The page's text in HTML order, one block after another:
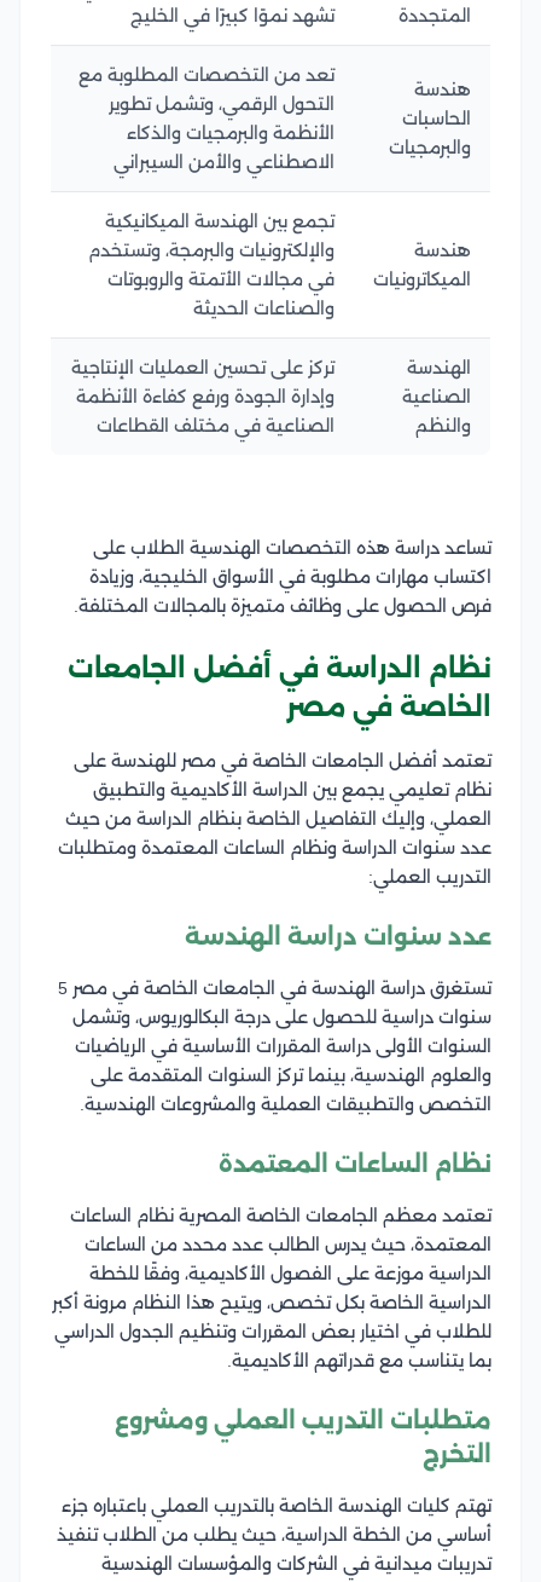
المتجددة
تشهد نموًا كبيرًا في الخليج
هندسة
الحاسبات
والبرمجيات
تعد من التخصصات المطلوبة مع
التحول الرقمي، وتشمل تطوير
الأنظمة والبرمجيات والذكاء
الاصطناعي والأمن السيبراني
هندسة
الميكاترونيات
تجمع بين الهندسة الميكانيكية
والإلكترونيات والبرمجة، وتستخدم
في مجالات الأتمتة والروبوتات
والصناعات الحديثة
الهندسة
الصناعية
والنظم
تركز على تحسين العمليات الإنتاجية
وإدارة الجودة ورفع كفاءة الأنظمة
الصناعية في مختلف القطاعات
تساعد دراسة هذه التخصصات الهندسية الطلاب على
اكتساب مهارات مطلوبة في الأسواق الخليجية، وزيادة
فرص الحصول على وظائف متميزة بالمجالات المختلفة.
نظام الدراسة في أفضل الجامعات
الخاصة في مصر
تعتمد أفضل الجامعات الخاصة في مصر للهندسة على
نظام تعليمي يجمع بين الدراسة الأكاديمية والتطبيق
العملي، وإليك التفاصيل الخاصة بنظام الدراسة من حيث
عدد سنوات الدراسة ونظام الساعات المعتمدة ومتطلبات
التدريب العملي:
عدد سنوات دراسة الهندسة
تستغرق دراسة الهندسة في الجامعات الخاصة في مصر 5
سنوات دراسية للحصول على درجة البكالوريوس، وتشمل
السنوات الأولى دراسة المقررات الأساسية في الرياضيات
والعلوم الهندسية، بينما تركز السنوات المتقدمة على
التخصص والتطبيقات العملية والمشروعات الهندسية.
نظام الساعات المعتمدة
تعتمد معظم الجامعات الخاصة المصرية نظام الساعات
المعتمدة، حيث يدرس الطالب عدد محدد من الساعات
الدراسية موزعة على الفصول الأكاديمية، وفقًا للخطة
الدراسية الخاصة بكل تخصص، ويتيح هذا النظام مرونة أكبر
للطلاب في اختيار بعض المقررات وتنظيم الجدول الدراسي
بما يتناسب مع قدراتهم الأكاديمية.
متطلبات التدريب العملي ومشروع
التخرج
تهتم كليات الهندسة الخاصة بالتدريب العملي باعتباره جزء
أساسي من الخطة الدراسية، حيث يطلب من الطلاب تنفيذ
تدريبات ميدانية في الشركات والمؤسسات الهندسية